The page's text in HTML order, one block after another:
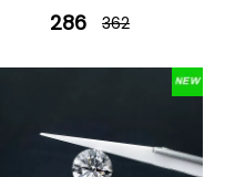
286 362